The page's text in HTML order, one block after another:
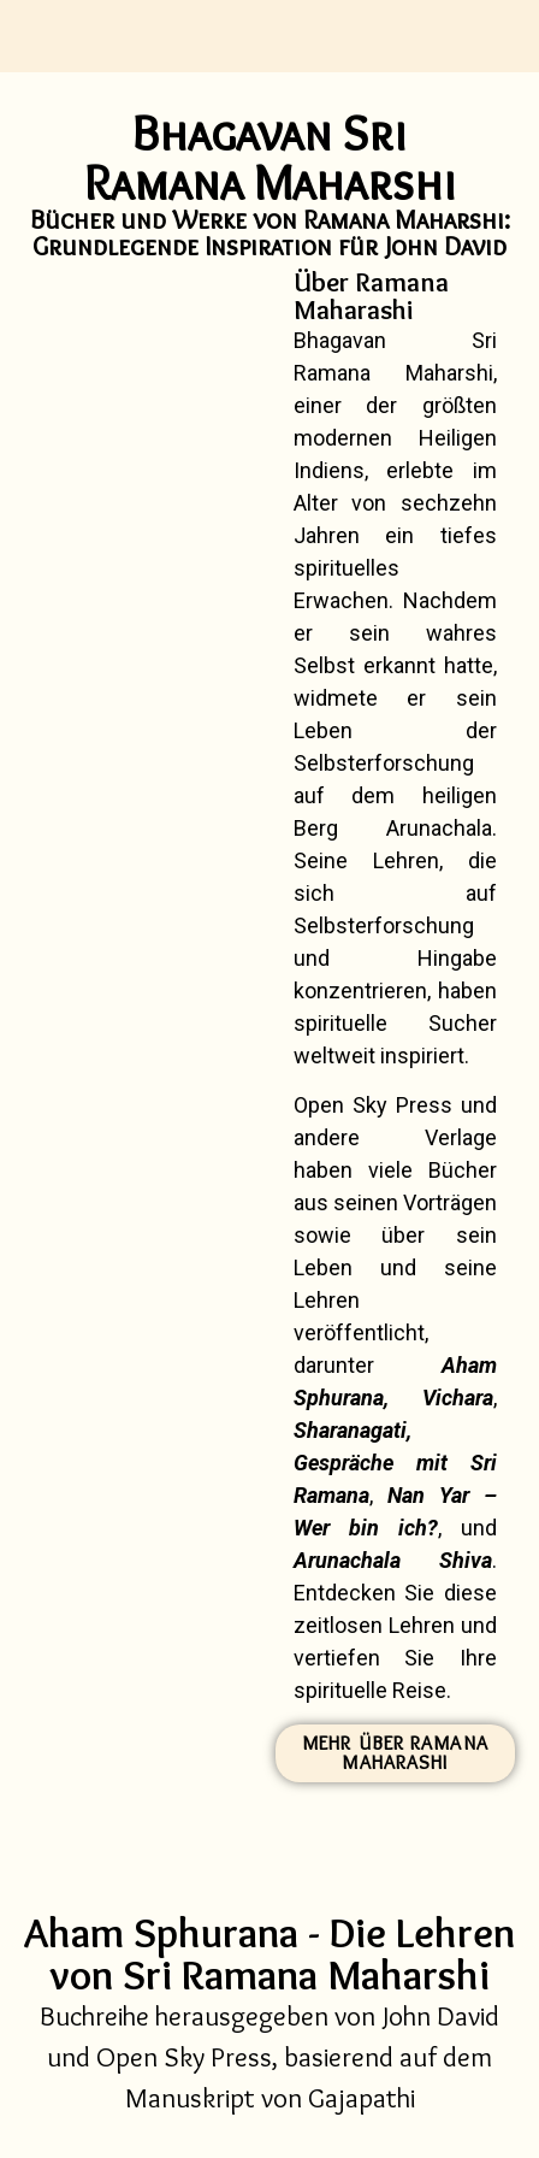
Bhagavan Sri
Ramana Maharshi
Bücher und Werke von Ramana Maharshi:
Grundlegende Inspiration für John David
Über Ramana
Maharashi
Bhagavan Sri
Ramana Maharshi,
einer der größten
modernen Heiligen
Indiens, erlebte im
Alter von sechzehn
Jahren ein tiefes
spirituelles
Erwachen. Nachdem
er sein wahres
Selbst erkannt hatte,
widmete er sein
Leben der
Selbsterforschung
auf dem heiligen
Berg Arunachala.
Seine Lehren, die
sich auf
Selbsterforschung
und Hingabe
konzentrieren, haben
spirituelle Sucher
weltweit inspiriert.
Open Sky Press und
andere Verlage
haben viele Bücher
aus seinen Vorträgen
sowie über sein
Leben und seine
Lehren
veröffentlicht,
darunterAham
Sphurana,
Vichara,
Sharanagati,
Gespräche mit Sri
Ramana, Nan Yar –
Wer bin ich?, und
Arunachala Shiva.
Entdecken Sie diese
zeitlosen Lehren und
vertiefen Sie Ihre
spirituelle Reise.
MEHR ÜBER RAMANA
MAHARASHI
Aham Sphurana - Die Lehren
von Sri Ramana Maharshi
Buchreihe herausgegeben von John David
und Open Sky Press, basierend auf dem
Manuskript von Gajapathi